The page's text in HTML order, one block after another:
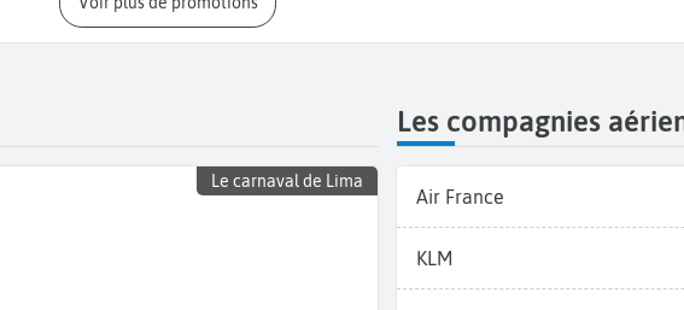
Le carnaval de Lima
Les compagnies
Air France
KLM